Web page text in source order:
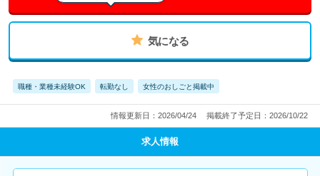
気になる
職種・業種未経験OK 転勤なし 女性のおしごと掲載中
情報更新日：2026/04/24 掲載終了予定日：2026/10/22
求人情報